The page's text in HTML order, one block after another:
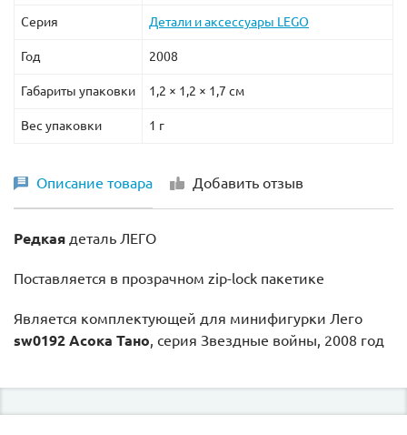
Серия Детали и аксессуары LEGO
Год 2008
Габариты упаковки 1,2 × 1,2 × 1,7 см
Вес упаковки 1 г
Описание товара Добавить отзыв
Редкая деталь ЛЕГО
Поставляется в прозрачном zip-lock пакетике
Является комплектующей для минифигурки Лего
sw0192 Асока Тано , серия Звездные войны, 2008 год